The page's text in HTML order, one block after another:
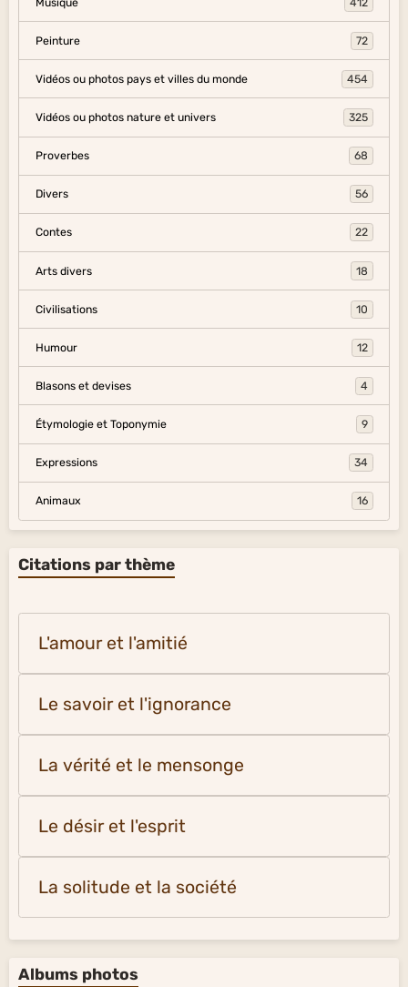
Peinture 72
Vidéos ou photos pays et villes du monde 454
Vidéos ou photos nature et univers 325
Proverbes 68
Divers 56
Contes 22
Arts divers 18
Civilisations 10
Humour 12
Blasons et devises 4
Étymologie et Toponymie 9
Expressions 34
Animaux 16
Citations par thème
L'amour et l'amitié
Le savoir et l'ignorance
La vérité et le mensonge
Le désir et l'esprit
La solitude et la société
Albums photos